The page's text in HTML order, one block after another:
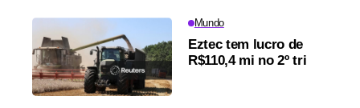
Mundo
Eztec tem lucro de
R$110,4 mi no 2º tri